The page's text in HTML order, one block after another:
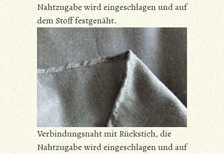
Nahtzugabe wird eingeschlagen und auf
dem Stoff festgenäht.
Verbindungsnaht mit Rückstich, die
Nahtzugabe wird eingeschlagen und auf